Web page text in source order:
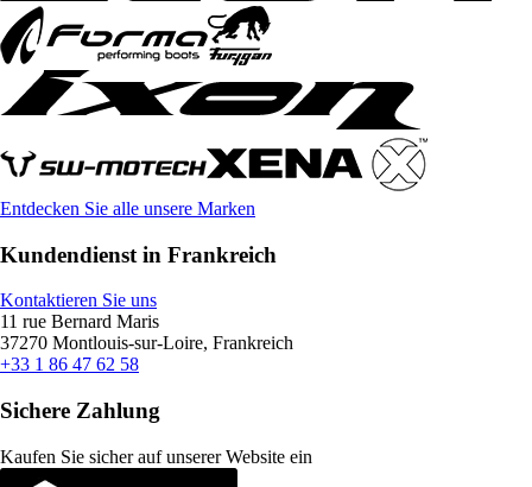
Entdecken Sie alle unsere Marken
Kundendienst in Frankreich
Kontaktieren Sie uns
11 rue Bernard Maris
37270 Montlouis-sur-Loire, Frankreich
+33 1 86 47 62 58
Sichere Zahlung
Kaufen Sie sicher auf unserer Website ein